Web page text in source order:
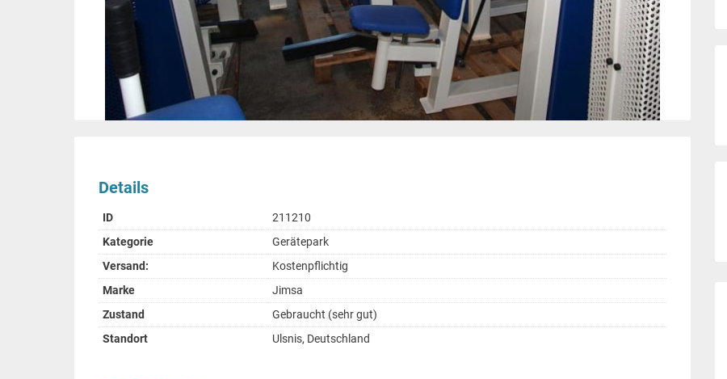
Details
ID
211210
Kategorie
Gerätepark
Versand:
Kostenpflichtig
Marke
Jimsa
Zustand
Gebraucht (sehr gut)
Standort
Ulsnis, Deutschland